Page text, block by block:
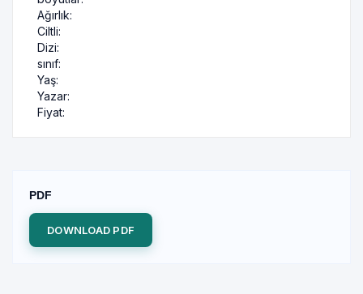
Ağırlık:
Ciltli:
Dizi:
sınıf:
Yaş:
Yazar:
Fiyat:
PDF
DOWNLOAD PDF